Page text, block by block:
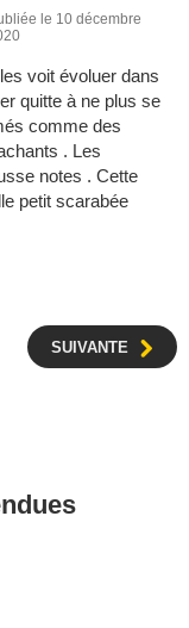
le 10 décembre
voit évoluer dans
quitte à ne plus se
comme des
. Les
notes . Cette
petit scarabée
SUIVANTE